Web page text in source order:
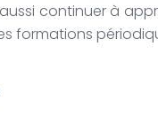
continuer à
formations